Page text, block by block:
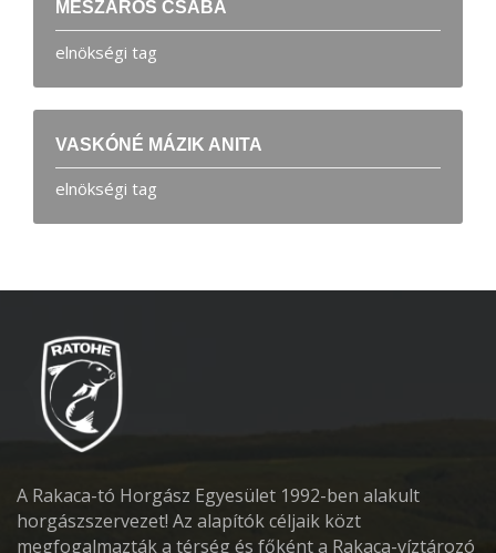
MÉSZÁROS CSABA
elnökségi tag
VASKÓNÉ MÁZIK ANITA
elnökségi tag
A Rakaca-tó Horgász Egyesület 1992-ben alakult
horgászszervezet! Az alapítók céljaik közt
megfogalmazták a térség és főként a Rakaca-víztározó